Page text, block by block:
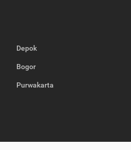
Depok
Bogor
Purwakarta